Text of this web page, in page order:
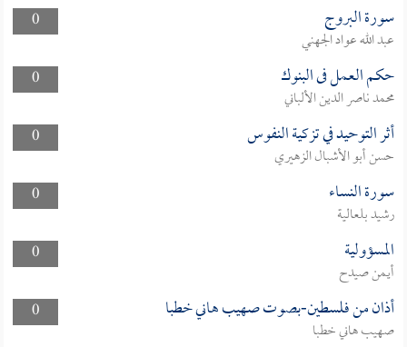
0 سورة البروج
عبد الله عواد الجهني
0
حكم العمل فى البنوك
محمد ناصر الدين الألباني
0
أثر التوحيد في تزكية النفوس
حسن أبو الأشبال الزهيري
0
سورة النساء
رشيد بلعالية
0
المسؤولية
أيمن صيدح
0
أذان من فلسطين-بصوت صهيب هاني خطبا
صهيب هاني خطبا